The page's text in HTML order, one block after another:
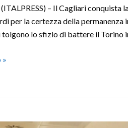
– Il Cagliari conquista
per la certezza della permanenza
tolgono lo sfizio di battere il
»